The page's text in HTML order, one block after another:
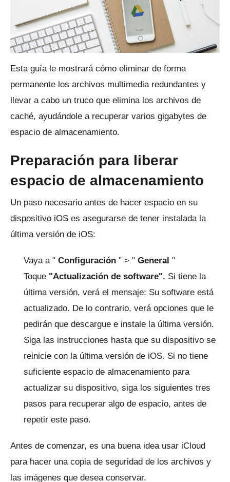
Esta guía le mostrará cómo eliminar de forma
permanente los archivos multimedia redundantes y
llevar a cabo un truco que elimina los archivos de
caché, ayudándole a recuperar varios gigabytes de
espacio de almacenamiento.
Preparación para liberar
espacio de almacenamiento
Un paso necesario antes de hacer espacio en su
dispositivo iOS es asegurarse de tener instalada la
última versión de iOS:
Vaya a " Configuración " > " General "
Toque "Actualización de software". Si tiene la
última versión, verá el mensaje: Su software está
actualizado. De lo contrario, verá opciones que le
pedirán que descargue e instale la última versión.
Siga las instrucciones hasta que su dispositivo se
reinicie con la última versión de iOS. Si no tiene
suficiente espacio de almacenamiento para
actualizar su dispositivo, siga los siguientes tres
pasos para recuperar algo de espacio, antes de
repetir este paso.
Antes de comenzar, es una buena idea usar iCloud
para hacer una copia de seguridad de los archivos y
las imágenes que desea conservar.